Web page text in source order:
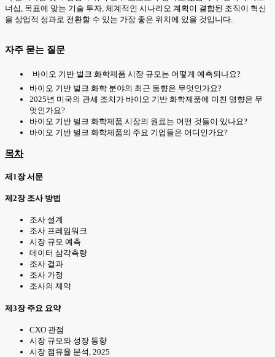
너십, 목표에 맞는 기술 투자, 체계적인 시나리오 계획이 결합된 조직이 혁신
을 상업적 성과로 전환할 수 있는 가장 좋은 위치에 있을 것입니다.
자주 묻는 질문
바이오 기반 벌크 화학제품 시장 규모는 어떻게 예측되나요?
바이오 기반 벌크 화학 분야의 최근 동향은 무엇인가요?
2025년 미국의 관세 조치가 바이오 기반 화학제품에 미친 영향은 무
엇인가요?
바이오 기반 벌크 화학제품 시장의 원료는 어떤 것들이 있나요?
바이오 기반 벌크 화학제품의 주요 기업들은 어디인가요?
목차
제1장 서문
제2장 조사 방법
조사 설계
조사 프레임워크
시장 규모 예측
데이터 삼각측량
조사 결과
조사 가정
조사의 제약
제3장 주요 요약
CXO 관점
시장 규모와 성장 동향
시장 점유율 분석, 2025